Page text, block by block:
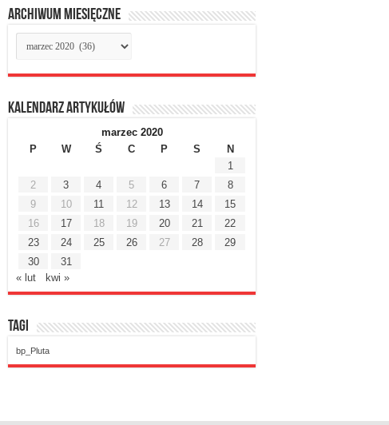
Archiwum miesięczne
Archiwum
miesięczne
Kalendarz artykułów
marzec 2020
P
W Ś C P S
N
1
2
3 4 5 6 7
8
9
10 11 12 13 14
15
16
17 18 19 20 21
22
23
24 25 26 27 28
29
30
31
« lut
kwi »
Tagi
bp_Pluta